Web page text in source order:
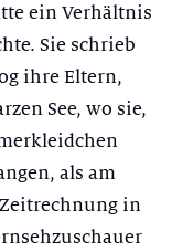
ein Verhältnis
Sie schrieb
ihre Eltern,
See, wo sie,
als am
Zeitrechnung in